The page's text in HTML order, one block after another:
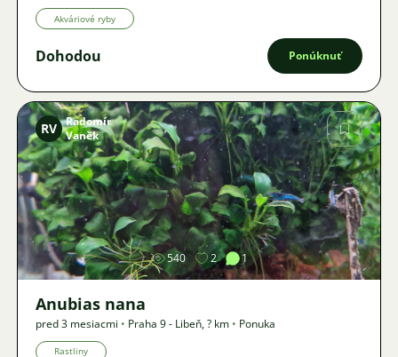
Akváriové ryby
Dohodou Ponúknuť
Obrázok
RV Radomír
Vaněk
540 2 1
Anubias nana
pred 3 mesiacmi • Praha 9 - Libeň,? km • Ponuka
Rastliny